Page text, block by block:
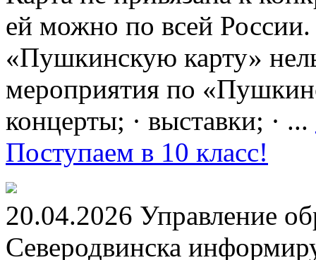
ей можно по всей
«Пушкинскую карту»
мероприятия по
концерты; · выставки; · ...
Поступаем в 10 класс!
20.04.2026 Управление
Северодвинска